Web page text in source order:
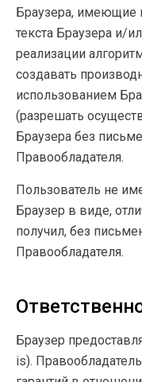
Браузера, имеющие
текста Браузера и/
реализации
создавать
использованием
(разрешать
Браузера без
Правообладателя.
Пользователь не
Браузер в виде,
получил, без
Правообладателя.
Браузер
is).